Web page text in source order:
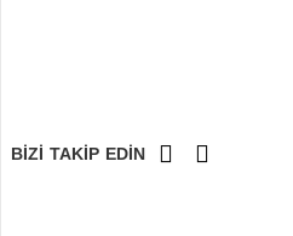
BİZİ TAKİP EDİN